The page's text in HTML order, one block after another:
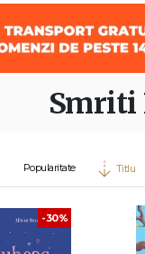
Smriti
Popularitate Titlu
-30%